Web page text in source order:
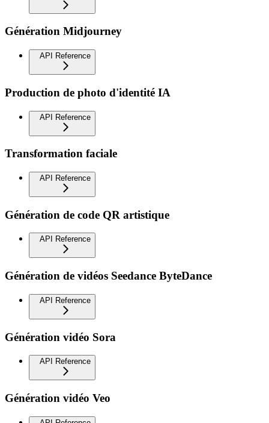
Génération Midjourney
API Reference
Production de photo d'identité IA
API Reference
Transformation faciale
API Reference
Génération de code QR artistique
API Reference
Génération de vidéos Seedance ByteDance
API Reference
Génération vidéo Sora
API Reference
Génération vidéo Veo